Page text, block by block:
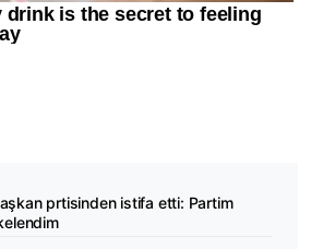
prtisinden istifa etti: Partim